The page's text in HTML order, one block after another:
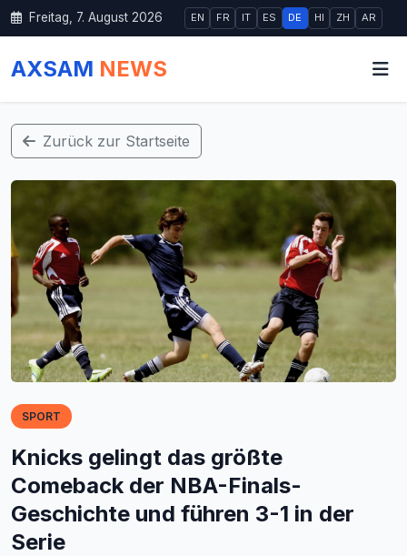
Freitag, 7. August 2026 EN FR IT ES DE HI ZH AR
AXSAM NEWS
Zurück zur Startseite
SPORT
Knicks gelingt das größte
Comeback der NBA-Finals-
Geschichte und führen 3-1 in der
Serie